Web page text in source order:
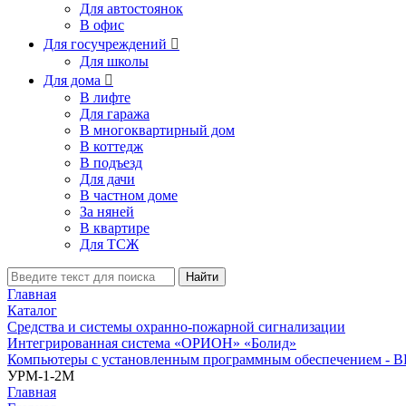
Для автостоянок
В офис
Для госучреждений 
Для школы
Для дома 
В лифте
Для гаража
В многоквартирный дом
В коттедж
В подъезд
Для дачи
В частном доме
За няней
В квартире
Для ТСЖ
Найти
Главная
Каталог
Средства и системы охранно-пожарной сигнализации
Интегрированная система «ОРИОН» «Болид»
Компьютеры с установленным программным обеспечением -
УРМ-1-2M
Главная